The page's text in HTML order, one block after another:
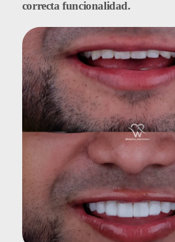
correcta funcionalidad.